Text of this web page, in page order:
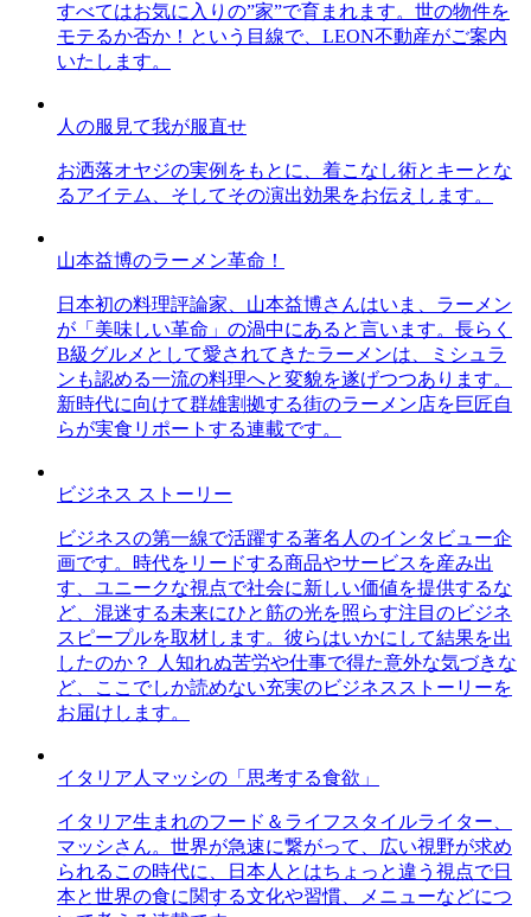
すべてはお気に入りの”家”で育まれます。世の物件を
モテるか否か！という目線で、LEON不動産がご案内
いたします。
人の服見て我が服直せ
お洒落オヤジの実例をもとに、着こなし術とキーとな
るアイテム、そしてその演出効果をお伝えします。
山本益博のラーメン革命！
日本初の料理評論家、山本益博さんはいま、ラーメン
が「美味しい革命」の渦中にあると言います。長らく
B級グルメとして愛されてきたラーメンは、ミシュラ
ンも認める一流の料理へと変貌を遂げつつあります。
新時代に向けて群雄割拠する街のラーメン店を巨匠自
らが実食リポートする連載です。
ビジネス ストーリー
ビジネスの第一線で活躍する著名人のインタビュー企
画です。時代をリードする商品やサービスを産み出
す、ユニークな視点で社会に新しい価値を提供するな
ど、混迷する未来にひと筋の光を照らす注目のビジネ
スピープルを取材します。彼らはいかにして結果を出
したのか？ 人知れぬ苦労や仕事で得た意外な気づきな
ど、ここでしか読めない充実のビジネスストーリーを
お届けします。
イタリア人マッシの「思考する食欲」
イタリア生まれのフード＆ライフスタイルライター、
マッシさん。世界が急速に繋がって、広い視野が求め
られるこの時代に、日本人とはちょっと違う視点で日
本と世界の食に関する文化や習慣、メニューなどにつ